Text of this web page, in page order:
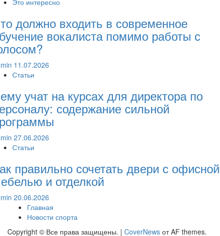
должно входить в современное
вокалиста помимо работы с
11.07.2026
Статьи
учат на курсах для директора по
содержание сильной
27.06.2026
Статьи
правильно сочетать двери с офисной
и отделкой
20.06.2026
Главная
Новости спорта
Copyright © Все права защищены. | CoverNews от AF themes.